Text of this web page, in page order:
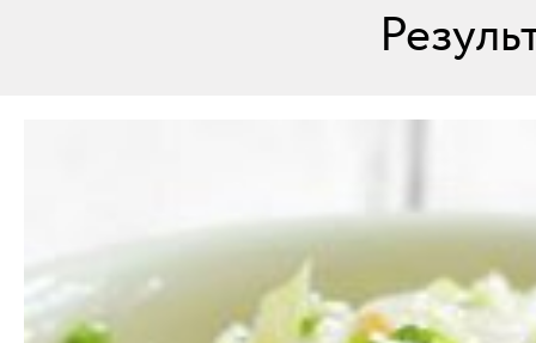
Дача и Огород